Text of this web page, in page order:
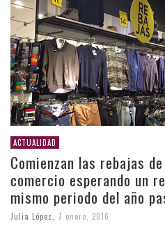
ACTUALIDAD
Comienzan las rebajas
comercio esperando un
mismo periodo del año
Julia López 7 enero, 2016